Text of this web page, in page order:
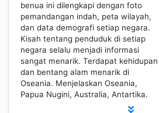
benua ini dilengkapi dengan foto
pemandangan indah, peta wilayah,
dan data demografi setiap negara.
Kisah tentang penduduk di setiap
negara selalu menjadi informasi
sangat menarik. Terdapat kehidupan
dan bentang alam menarik di
Oseania. Menjelaskan Oseania,
Papua Nugini, Australia, Antartika.